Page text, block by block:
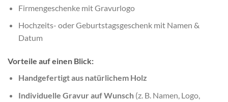
Firmengeschenke mit Gravurlogo
Hochzeits- oder Geburtstagsgeschenk mit Namen &
Datum
Vorteile auf einen Blick:
Handgefertigt aus natürlichem Holz
Individuelle Gravur auf Wunsch(z. B. Namen, Logo,